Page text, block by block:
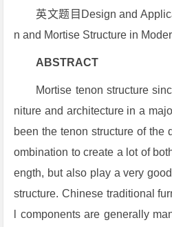
英文题目Design and
n and Mortise Structure in
ABSTRACT
Mortise tenon structure
niture and architecture in a
been the tenon structure of the
ombination to create a lot of
ength, but also play a very
structure. Chinese traditional
l components are generally